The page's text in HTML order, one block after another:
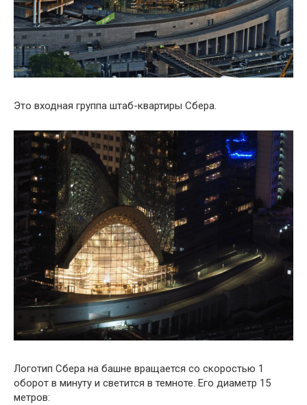
Это входная группа штаб-квартиры Сбера.
Логотип Сбера на башне вращается со скоростью 1
оборот в минуту и светится в темноте. Его диаметр 15
метров: